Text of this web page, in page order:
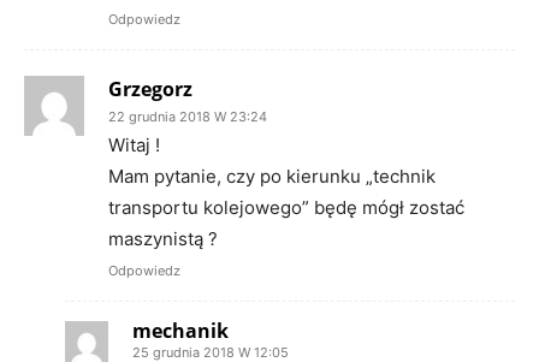
Odpowiedz
Grzegorz
22 grudnia 2018 W 23:24
Witaj !
Mam pytanie, czy po kierunku „technik
transportu kolejowego” będę mógł zostać
maszynistą ?
Odpowiedz
mechanik
25 grudnia 2018 W 12:05